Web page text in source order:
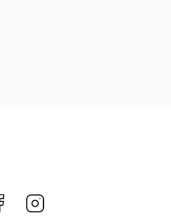
Facebook